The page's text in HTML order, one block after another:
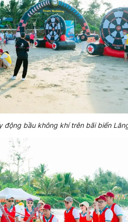
động bầu không khí trên bãi biển